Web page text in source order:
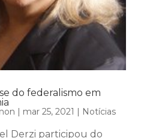
do federalismo em
| mar 25, 2021 | Notícias
Derzi participou do